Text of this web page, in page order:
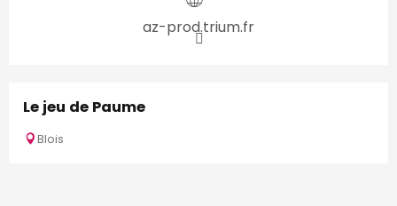
az-prod.trium.fr
Le jeu de Paume
Blois